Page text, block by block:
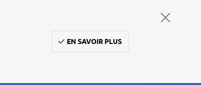
EN SAVOIR PLUS